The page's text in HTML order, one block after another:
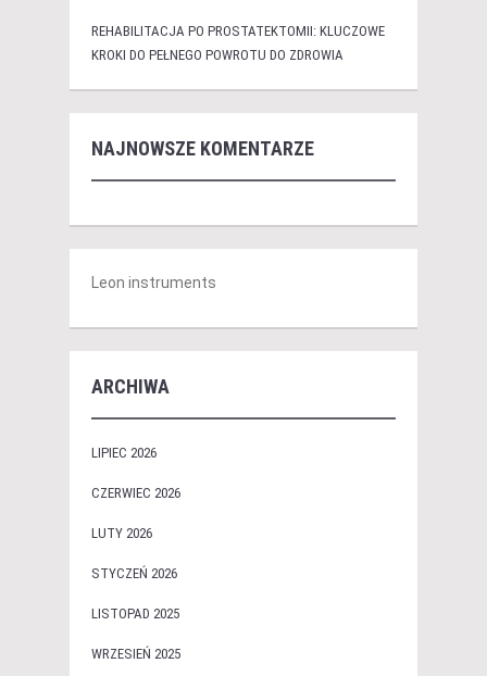
REHABILITACJA PO PROSTATEKTOMII: KLUCZOWE
KROKI DO PEŁNEGO POWROTU DO ZDROWIA
NAJNOWSZE KOMENTARZE
Leon instruments
ARCHIWA
LIPIEC 2026
CZERWIEC 2026
LUTY 2026
STYCZEŃ 2026
LISTOPAD 2025
WRZESIEŃ 2025